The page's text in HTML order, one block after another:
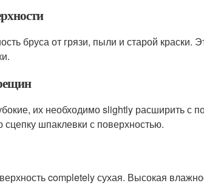
бруса от грязи, пыли и старой
их необходимо slightly расширить с
шпаклевки с поверхностью.
completely сухая. Высокая